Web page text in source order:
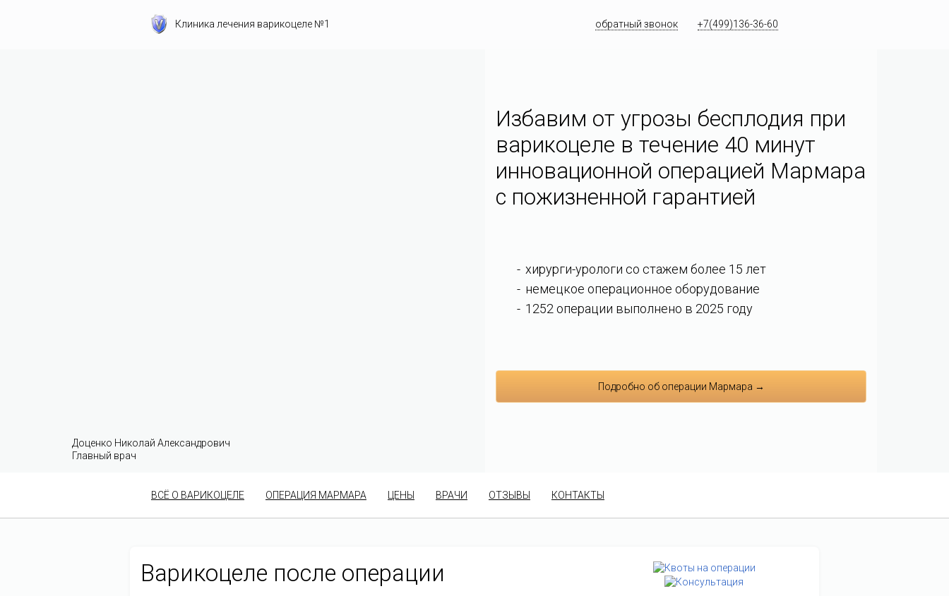
Клиника лечения варикоцеле №1 обратный звонок +7(499)136-36-60
Избавим от угрозы бесплодия при
варикоцеле в течение 40 минут
инновационной операцией Мармара
c пожизненной гарантией
хирурги-урологи со стажем более 15 лет
немецкое операционное оборудование
1252 операции выполнено в 2025 году
Подробно об операции Мармара →
Доценко Николай Александрович
Главный врач
ВСЁ О ВАРИКОЦЕЛЕ ОПЕРАЦИЯ МАРМАРА ЦЕНЫ ВРАЧИ ОТЗЫВЫ КОНТАКТЫ
Варикоцеле после операции